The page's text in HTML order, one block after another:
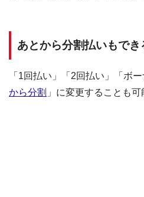
あとから分割払いもでき
「1回払い」「2回払い」「ボ
から分割 」に変更することも可